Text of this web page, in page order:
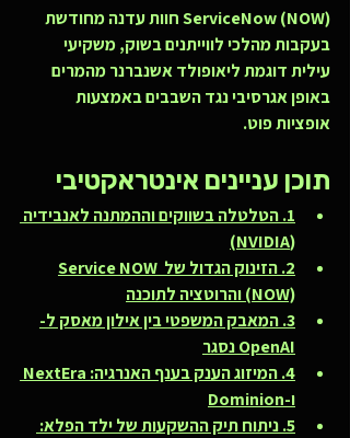
ServiceNow (NOW) חוות עדנה מחודשת
בעקבות מהלכי לווייתנים בשוק, משקיעי
עילית דוגמת ליאופולד אשנברנר מהמרים
באופן אגרסיבי נגד השבבים באמצעות
אופציות פוט.
תוכן עניינים אינטראקטיבי
1. הטלטלה בשווקים וההמתנה לאנבידיה
(NVIDIA)
2. הזינוק הגדול של Service NOW
(NOW) והרוטציה לתוכנה
3. המאבק המשפטי בין אילון מאסק ל-
OpenAI נסגר
ו-Dominion
5. ניתוח תיק ההשקעות של ילד הפלא: